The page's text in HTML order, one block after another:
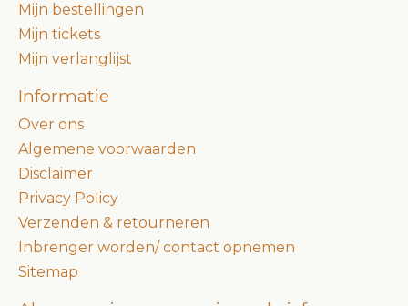
Mijn bestellingen
Mijn tickets
Mijn verlanglijst
Informatie
Over ons
Algemene voorwaarden
Disclaimer
Privacy Policy
Verzenden & retourneren
Inbrenger worden/ contact opnemen
Sitemap